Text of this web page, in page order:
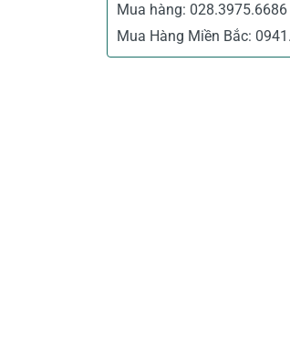
Mua hàng: 028.3975.6686
Mua Hàng Miền Bắc: